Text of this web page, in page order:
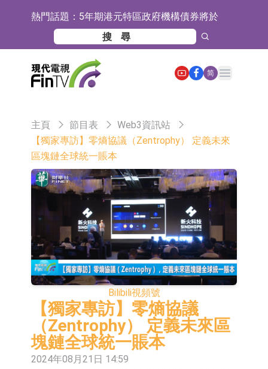
熱門話題： 5年期港元特區政府機構債券將於
2026年8月12日透過重開進行投標
1年期港元隔夜平均指數掛鉤債券將
於2026年8月12日進行投標
香港證監會就中國糖果前高管的失當
行為取得13年取消資格令
【異動股】港股跌幅榜前十，融信中
團(02215.HK)跌35.71%
統工程股權(02902.HK)漲+218.75%，
敏捷控股(00186.HK)漲+82.50%
地緯智能：暫未開展對外的語料商業
化服務
嘉立創：公司主要提供EDA/CAM、
PCB、電子元器件等電子及機械產業
鏈一站式研發智造服務
工信部：鼓勵民爆企業依法依規實施
重組整合
工信部：到2030年形成3-5家具有較
強國際運營能力的大型民爆企業集團
因美納：首批由中國生產製造基地生
產的本土化產品完成客戶交付
魯陽節能：公司汽車襯墊 CCMAX、
E2K、HBD系列產品已實現量產銷售
日韓股市收盤雙雙下挫
北京君正：預計後續仍將主要採用季
度調價的模式
【異動股】汽車整車板塊下挫，北汽
藍谷(600733.CN)跌6.38%
【異動股】港股漲幅榜前十，生物係
简
Open main menu
主頁 節目表
Web3資訊站
【獨家專訪】零熵協議（Zentrophy） 定義未來
區塊鏈全球統一賬本
Bilibili視頻號
【獨家專訪】零熵協議
（Zentrophy） 定義未來區
塊鏈全球統一賬本
2024年08月21日 14:59